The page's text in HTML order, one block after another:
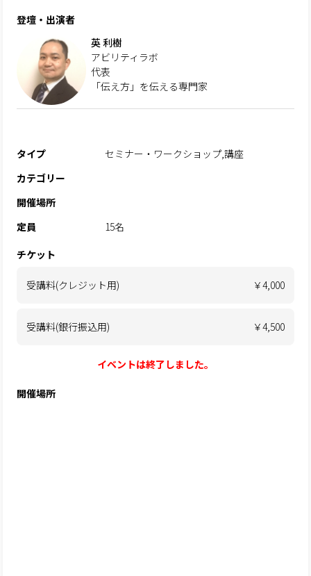
登壇・出演者
英 利樹
アビリティラボ
代表
「伝え方」を伝える専門家
タイプ
セミナー・ワークショップ,講座
カテゴリー
開催場所
定員
15名
チケット
受講料(クレジット用) ￥4,000
受講料(銀行振込用) ￥4,500
イベントは終了しました。
開催場所